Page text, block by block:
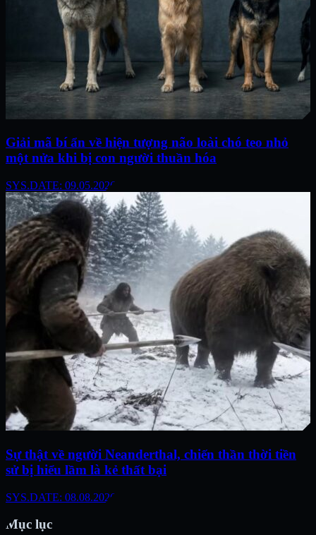
Giải mã bí ẩn về hiện tượng não loài chó teo nhỏ
một nửa khi bị con người thuần hóa
SYS.DATE: 09.05.2026
Sự thật về người Neanderthal, chiến thần thời tiền
sử bị hiểu lầm là kẻ thất bại
SYS.DATE: 08.08.2026
Mục lục